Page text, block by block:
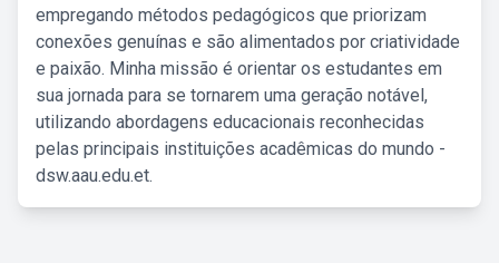
empregando métodos pedagógicos que priorizam
conexões genuínas e são alimentados por criatividade
e paixão. Minha missão é orientar os estudantes em
sua jornada para se tornarem uma geração notável,
utilizando abordagens educacionais reconhecidas
pelas principais instituições acadêmicas do mundo -
dsw.aau.edu.et.